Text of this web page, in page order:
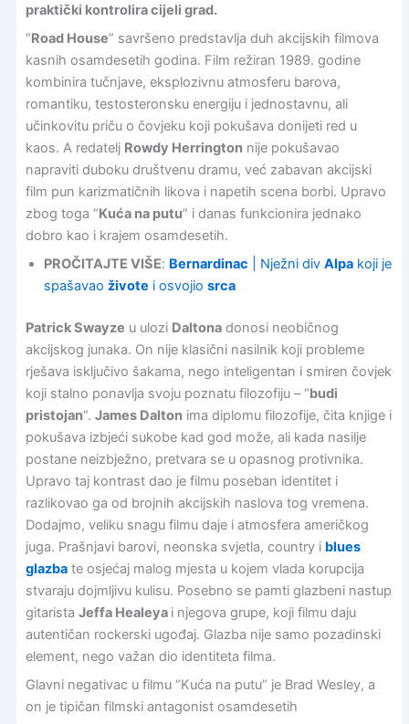
praktički kontrolira cijeli grad.
“Road House” savršeno predstavlja duh akcijskih filmova
kasnih osamdesetih godina. Film režiran 1989. godine
kombinira tučnjave, eksplozivnu atmosferu barova,
romantiku, testosteronsku energiju i jednostavnu, ali
učinkovitu priču o čovjeku koji pokušava donijeti red u
kaos. A redatelj Rowdy Herringtonnije pokušavao
napraviti duboku društvenu dramu, već zabavan akcijski
film pun karizmatičnih likova i napetih scena borbi. Upravo
zbog toga “Kuća na putu” i danas funkcionira jednako
dobro kao i krajem osamdesetih.
PROČITAJTE VIŠE: Bernardinac | Nježni div Alpakoji je
spašavao živote i osvojio srca
Patrick Swayze u ulozi Daltonadonosi neobičnog
akcijskog junaka. On nije klasični nasilnik koji probleme
rješava isključivo šakama, nego inteligentan i smiren čovjek
koji stalno ponavlja svoju poznatu filozofiju – “budi
pristojan“. James Daltonima diplomu filozofije, čita knjige i
pokušava izbjeći sukobe kad god može, ali kada nasilje
postane neizbježno, pretvara se u opasnog protivnika.
Upravo taj kontrast dao je filmu poseban identitet i
razlikovao ga od brojnih akcijskih naslova tog vremena.
Dodajmo, veliku snagu filmu daje i atmosfera američkog
juga. Prašnjavi barovi, neonska svjetla, country i blues
glazbate osjećaj malog mjesta u kojem vlada korupcija
stvaraju dojmljivu kulisu. Posebno se pamti glazbeni nastup
gitarista Jeffa Healeya i njegova grupe, koji filmu daju
autentičan rockerski ugođaj. Glazba nije samo pozadinski
element, nego važan dio identiteta filma.
Glavni negativac u filmu “Kuća na putu” je Brad Wesley, a
on je tipičan filmski antagonist osamdesetih